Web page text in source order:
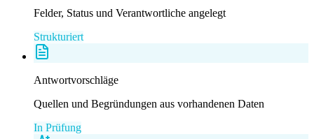
Felder, Status und Verantwortliche angelegt
Strukturiert
Antwortvorschläge
Quellen und Begründungen aus vorhandenen Daten
In Prüfung